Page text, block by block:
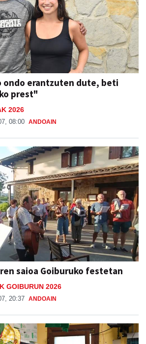
ondo erantzuten dute, beti
prest"
2026
08:00 ANDOAIN
saioa Goiburuko festetan
GOIBURUN 2026
20:37 ANDOAIN